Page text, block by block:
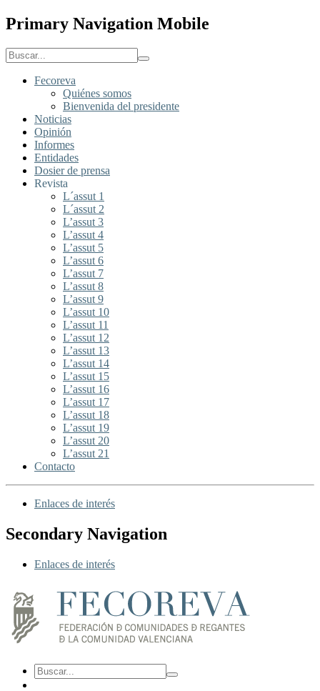
Primary Navigation Mobile
Fecoreva
Quiénes somos
Bienvenida del presidente
Noticias
Opinión
Informes
Entidades
Dosier de prensa
Revista
L´assut 1
L´assut 2
L’assut 3
L’assut 4
L’assut 5
L’assut 6
L’assut 7
L’assut 8
L’assut 9
L’assut 10
L’assut 11
L’assut 12
L’assut 13
L’assut 14
L’assut 15
L’assut 16
L’assut 17
L’assut 18
L’assut 19
L’assut 20
L’assut 21
Contacto
Enlaces de interés
Secondary Navigation
Enlaces de interés